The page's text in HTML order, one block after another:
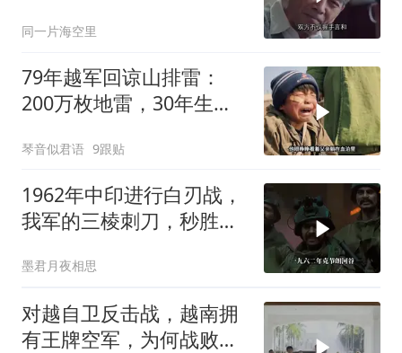
同一片海空里
79年越军回谅山排雷：
200万枚地雷，30年生死
琴音似君语 9跟贴
1962年中印进行白刃战，
我军的三棱刺刀，秒胜印
墨君月夜相思
对越自卫反击战，越南拥
有王牌空军，为何战败也